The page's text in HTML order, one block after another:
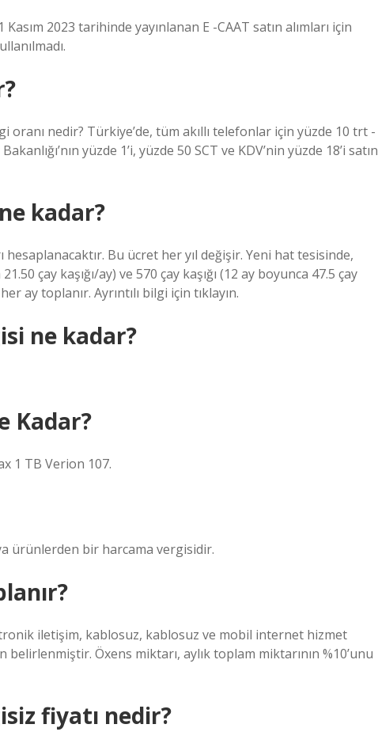
2023 tarihinde yayınlanan E -CAAT satın alımları için
nedir? Türkiye’de, tüm akıllı telefonlar için yüzde 10 trt -
yüzde 1’i, yüzde 50 SCT ve KDV’nin yüzde 18’i satın
kadar?
Bu ücret her yıl değişir. Yeni hat tesisinde,
çay kaşığı/ay) ve 570 çay kaşığı (12 ay boyunca 47.5 çay
ay toplanır. Ayrıntılı bilgi için tıklayın.
ne kadar?
Kadar?
1 TB Verion 107.
ürünlerden bir harcama vergisidir.
iletişim, kablosuz, kablosuz ve mobil internet hizmet
Öxens miktarı, aylık toplam miktarının %10’unu
fiyatı nedir?